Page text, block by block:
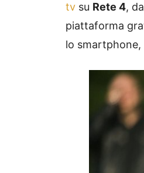
tv su Rete 4,
piattaforma
lo